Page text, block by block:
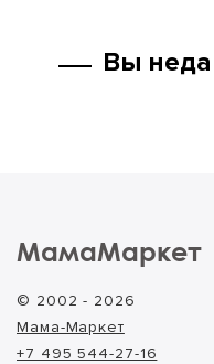
Вы
МамаМаркет
© 2002 - 2026
Мама-Маркет
+7 495 544-27-16